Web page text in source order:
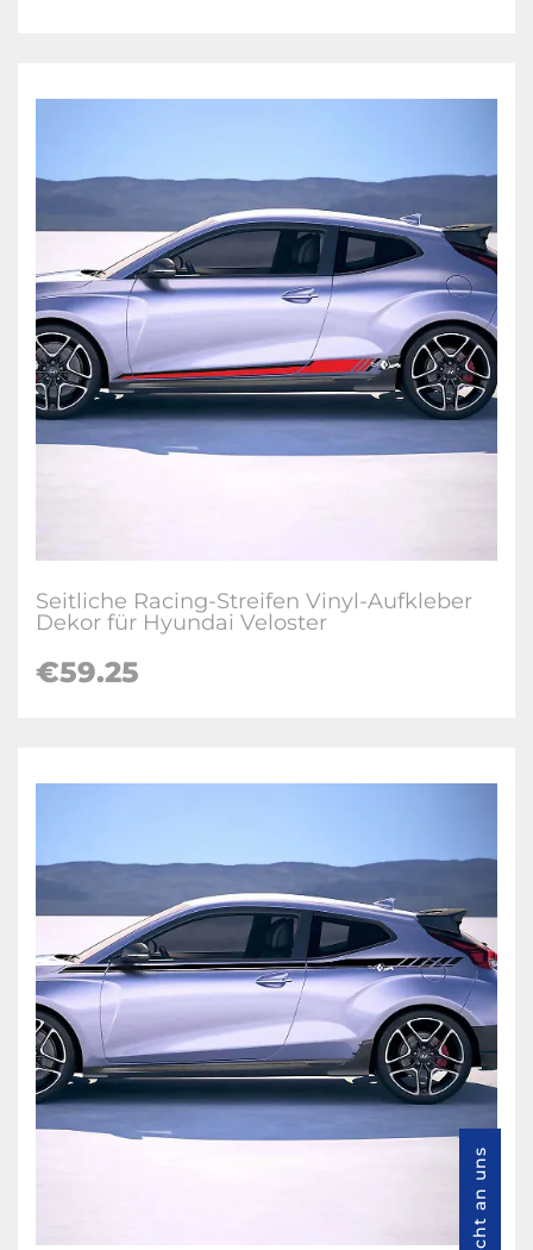
Seitliche Racing-Streifen Vinyl-Aufkleber
Dekor für Hyundai Veloster
€59.25